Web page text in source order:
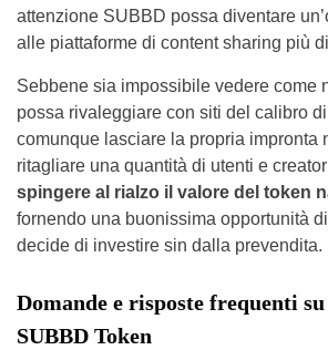
attenzione SUBBD possa diventare
alle piattaforme di content sharing più
Sebbene sia impossibile vedere come
possa rivaleggiare con siti del calibro
comunque lasciare la propria impronta
ritagliare una quantità di utenti e
spingere al rialzo il valore del token
fornendo una buonissima opportunità
decide di investire sin dalla prevendita.
Domande e risposte frequenti
SUBBD Token